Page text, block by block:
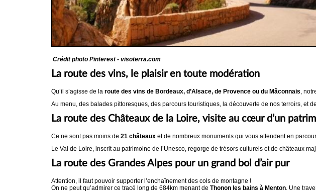
Crédit photo Pinterest - visoterra.com
La route des vins, le plaisir en toute modération
Qu’il s’agisse de la route des vins de Bordeaux, d’Alsace, de Provence ou du Mâconnais ,
Au menu, des balades pittoresques, des parcours touristiques, la découverte de nos terroirs, et
La route des Châteaux de la Loire, visite au cœur d’un
Ce ne sont pas moins de 21 châteaux et de nombreux monuments qui vous attendent en
Le Val de Loire, inscrit au patrimoine de l’Unesco, regorge de trésors culturels et de châteaux
La route des Grandes Alpes pour un grand bol d’air pur
Attention, il faut pouvoir supporter l’enchaînement des cols de montagne !
On ne peut qu’admirer ce tracé long de 684km menant de Thonon les bains à Menton . Une